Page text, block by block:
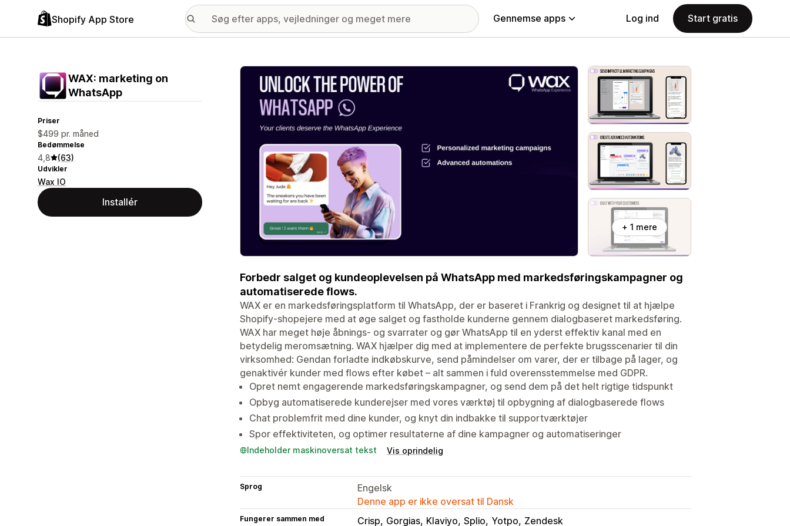
Shopify App Store Gennemse apps Log ind Start gratis
WAX: marketing on
WhatsApp
Priser
$499 pr. måned
Bedømmelse
4,8 (63)
Udvikler
Wax IO
Installér
Galleri med udvalgte billeder
+ 1 mere
Forbedr salget og kundeoplevelsen på WhatsApp med markedsføringskampagner og
automatiserede flows.
WAX er en markedsføringsplatform til WhatsApp, der er baseret i Frankrig og designet til at hjælpe
Shopify-shopejere med at øge salget og fastholde kunderne gennem dialogbaseret markedsføring.
WAX har meget høje åbnings- og svarrater og gør WhatsApp til en yderst effektiv kanal med en
betydelig meromsætning. WAX hjælper dig med at implementere de perfekte brugsscenarier til din
virksomhed: Gendan forladte indkøbskurve, send påmindelser om varer, der er tilbage på lager, og
genaktivér kunder med flows efter købet – alt sammen i fuld overensstemmelse med GDPR.
Opret nemt engagerende markedsføringskampagner, og send dem på det helt rigtige tidspunkt
Opbyg automatiserede kunderejser med vores værktøj til opbygning af dialogbaserede flows
Chat problemfrit med dine kunder, og knyt din indbakke til supportværktøjer
Spor effektiviteten, og optimer resultaterne af dine kampagner og automatiseringer
Indeholder maskinoversat tekst Vis oprindelig
Sprog
Engelsk
Denne app er ikke oversat til Dansk
Fungerer sammen med Crisp Gorgias Klaviyo Splio Yotpo Zendesk